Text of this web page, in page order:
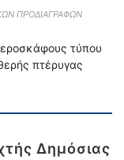
ΠΡΟΔΙΑΓΡΑΦΩΝ
τύπου
πτέρυγας
Δημόσιας